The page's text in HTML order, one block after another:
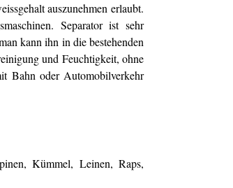
auszunehmen erlaubt.
Separator ist sehr
kann ihn in die bestehenden
und Feuchtigkeit, ohne
Bahn oder Automobilverkehr
Kümmel, Leinen, Raps,